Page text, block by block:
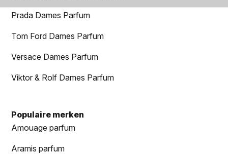
Prada Dames Parfum
Tom Ford Dames Parfum
Versace Dames Parfum
Viktor & Rolf Dames Parfum
Populaire merken
Amouage parfum
Aramis parfum